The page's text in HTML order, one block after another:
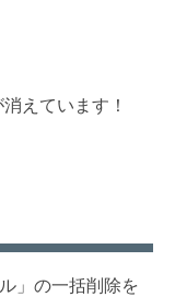
えています！
」の一括削除を